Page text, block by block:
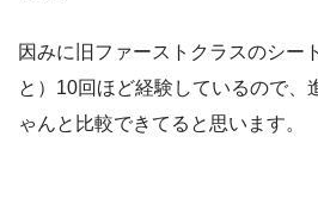
因みに旧ファーストクラスのシー
と）10回ほど経験しているので、
ゃんと比較できてると思います。